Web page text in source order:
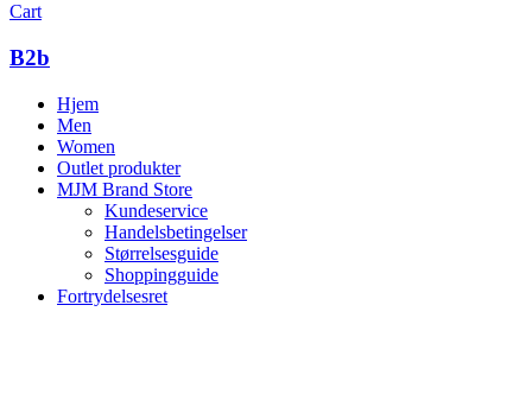
Cart
B2b
Hjem
Men
Women
Outlet produkter
MJM Brand Store
Kundeservice
Handelsbetingelser
Størrelsesguide
Shoppingguide
Fortrydelsesret